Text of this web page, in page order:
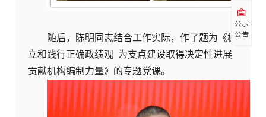
随后，陈明同志结合工作实际，作了题为《树
立和践行正确政绩观 为支点建设取得决定性进展
贡献机构编制力量》的专题党课。
公示
公告